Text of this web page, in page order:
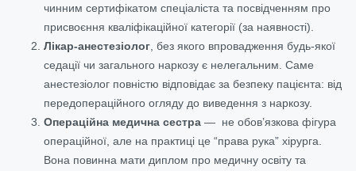
чинним сертифікатом спеціаліста та посвідченням про
присвоєння кваліфікаційної категорії (за наявності).
Лікар-анестезіолог , без якого впровадження будь-якої
седації чи загального наркозу є нелегальним. Саме
анестезіолог повністю відповідає за безпеку пацієнта: від
передопераційного огляду до виведення з наркозу.
Операційна медична сестра — не обов’язкова фігура
операційної, але на практиці це “права рука” хірурга.
Вона повинна мати диплом про медичну освіту та